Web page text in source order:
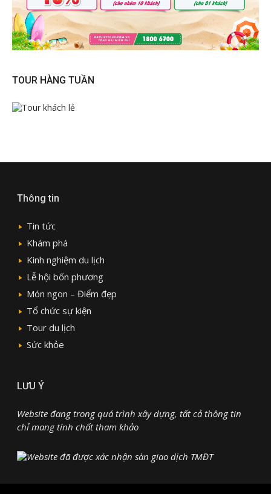
TOUR HÀNG TUẦN
Thông tin
Tin tức
Khám phá
Kinh nghiệm du lịch
Lễ hội bốn phương
Món ngon – Điểm đẹp
Tổ chức sự kiện
Tour du lịch
Sức khỏe
LƯU Ý
Website đang trong quá trình xây dựng, tất cả thông tin
chỉ mang tính chất tham khảo